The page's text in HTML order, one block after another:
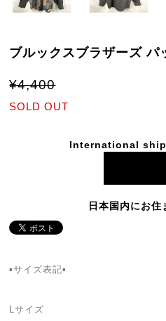
ブルックスブラザーズ パ
¥4,400
SOLD OUT
International
日本国内にお住
▪️サイズ表記▪
Lサイズ